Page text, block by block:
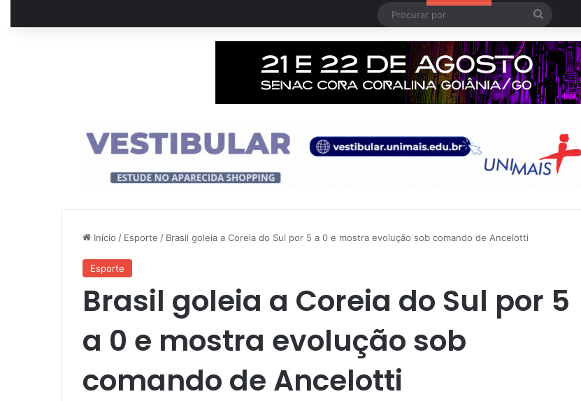
Procurar
por
Início / Esporte / Brasil goleia a Coreia do Sul por 5 a 0 e mostra evolução sob comando de Ancelotti
Esporte
Brasil goleia a Coreia do Sul por 5
a 0 e mostra evolução sob
comando de Ancelotti